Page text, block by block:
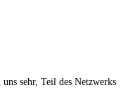
sehr, Teil des Netzwerks